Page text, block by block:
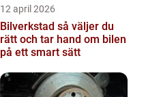
12 april 2026
Bilverkstad så väljer du
rätt och tar hand om bilen
på ett smart sätt